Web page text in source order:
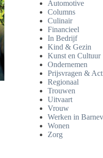
Automotive
Columns
Culinair
Financieel
In Bedrijf
Kind & Gezin
Kunst en Cultuur
Ondernemen
Prijsvragen &
Regionaal
Trouwen
Uitvaart
Vrouw
Werken in
Wonen
Zorg